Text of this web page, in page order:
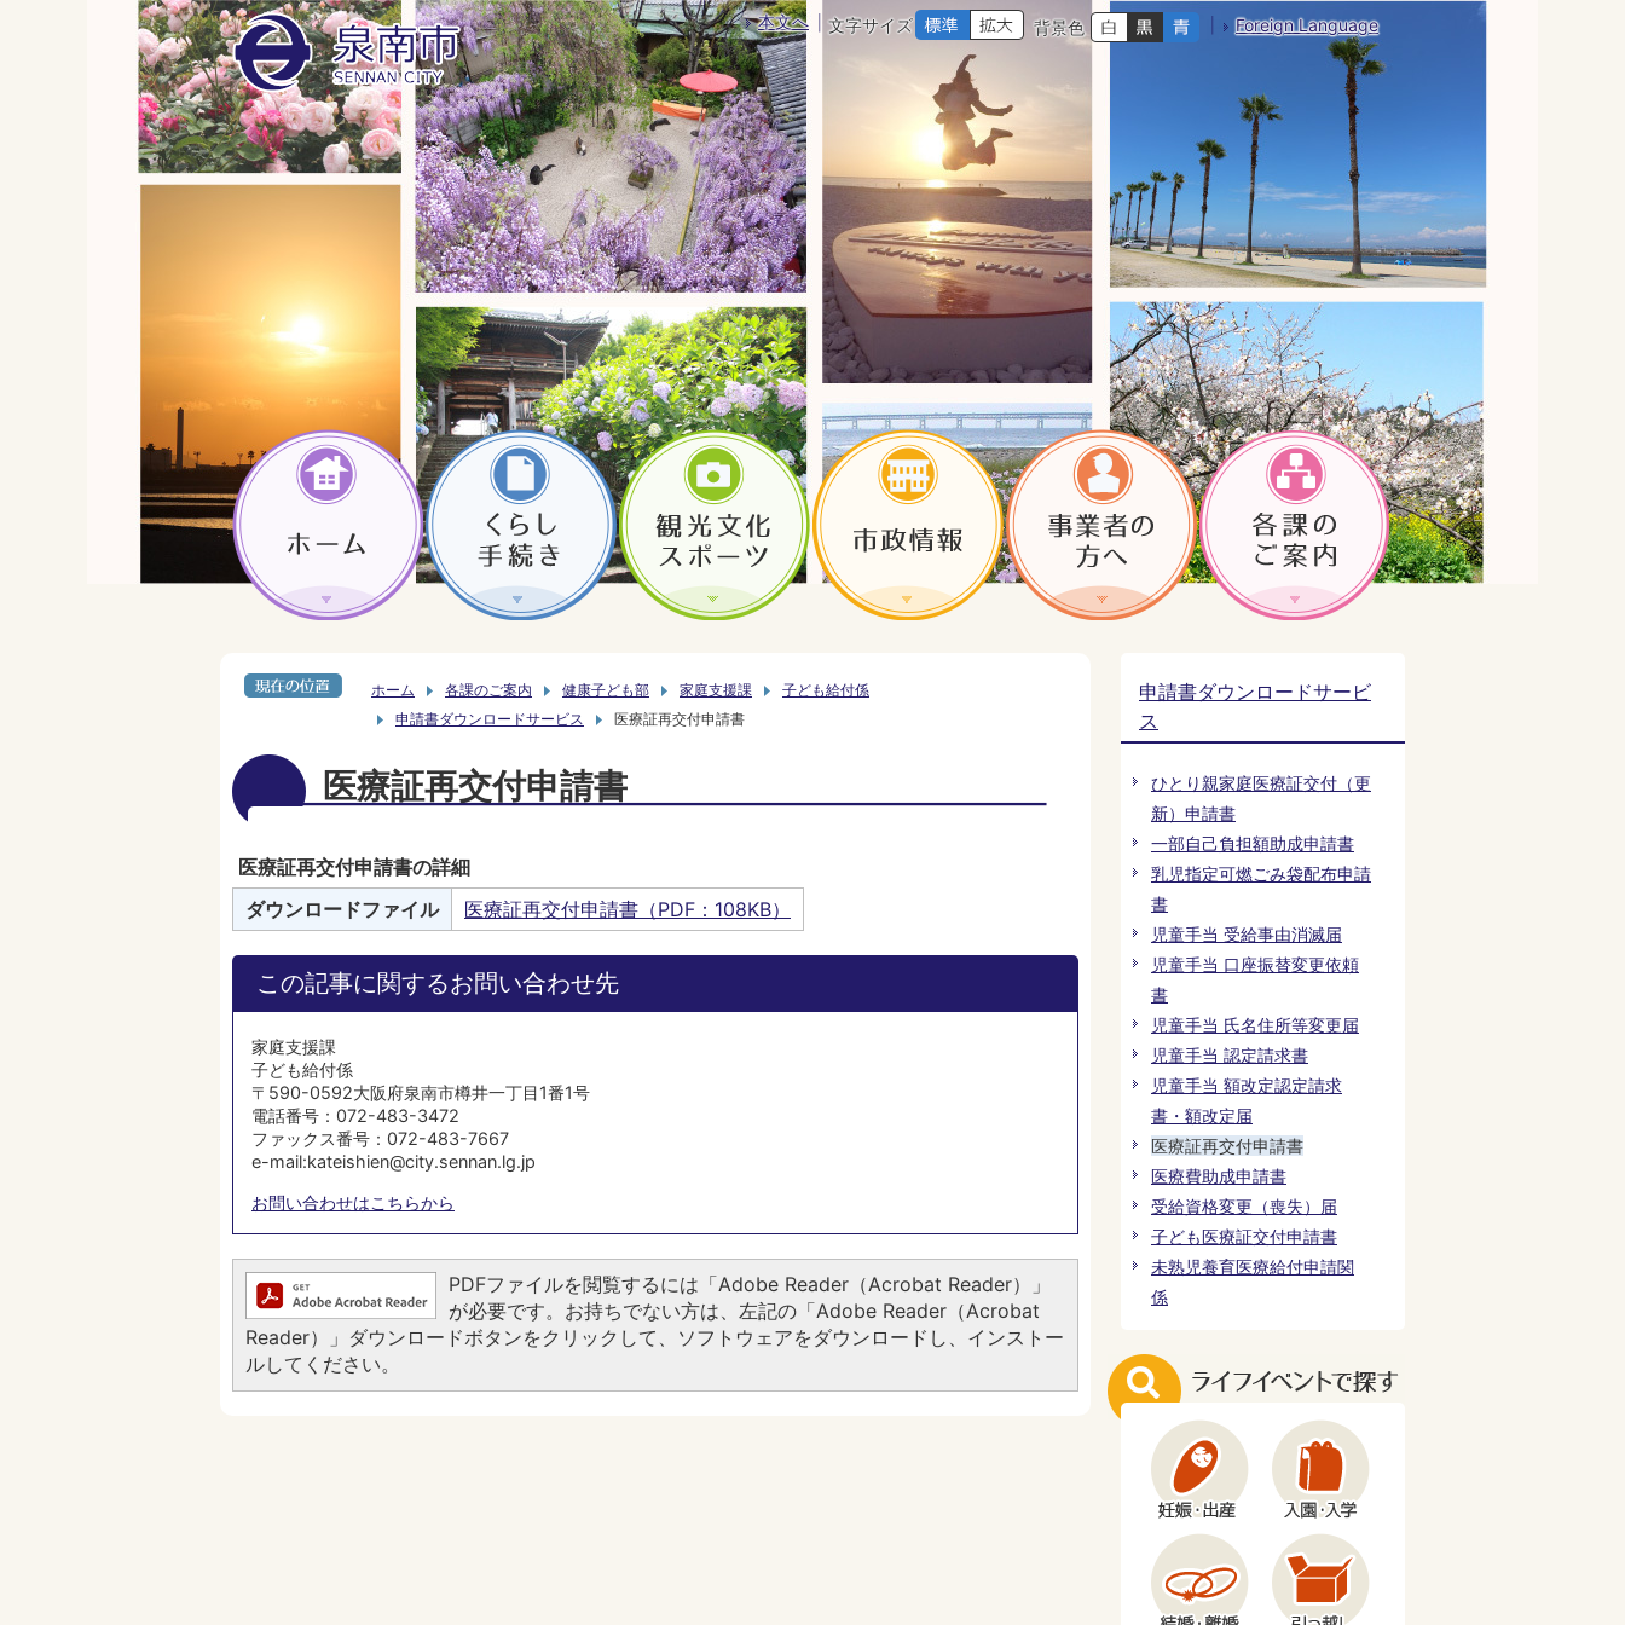
本文へ 文字サイズ 背景色 Foreign Language
ホーム 各課のご案内 健康子ども部 家庭支援課
子ども給付係
申請書ダウンロードサービス
医療証再交付申請書
医療証再交付申請書
医療証再交付申請書の詳細
ダウンロードファイル
医療証再交付申請書（PDF：108KB）
この記事に関するお問い合わせ先
家庭支援課
子ども給付係
〒590-0592大阪府泉南市樽井一丁目1番1号
電話番号：072-483-3472
ファックス番号：072-483-7667
e-mail:kateishien@city.sennan.lg.jp
お問い合わせはこちらから
PDFファイルを閲覧するには「Adobe Reader（Acrobat Reader）」
が必要です。お持ちでない方は、左記の「Adobe Reader（Acrobat
Reader）」ダウンロードボタンをクリックして、ソフトウェアをダウンロードし、インストー
ルしてください。
申請書ダウンロードサービ
ス
ひとり親家庭医療証交付（更
新）申請書
一部自己負担額助成申請書
乳児指定可燃ごみ袋配布申請
書
児童手当 受給事由消滅届
児童手当 口座振替変更依頼
書
児童手当 氏名住所等変更届
児童手当 認定請求書
児童手当 額改定認定請求
書・額改定届
医療証再交付申請書
医療費助成申請書
受給資格変更（喪失）届
子ども医療証交付申請書
未熟児養育医療給付申請関
係